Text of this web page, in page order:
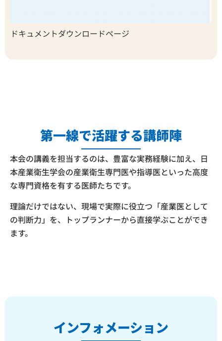
ドキュメントダウンロードページ
第一線で活躍する講師陣
本会の講義を担当するのは、豊富な実務経験に加え、日
本産業衛生学会の産業衛生専門医や指導医といった高度
な専門資格を有する医師たちです。
理論だけではない、現場で実際に役立つ「産業医として
の判断力」を、トップランナーから直接学ぶことができ
ます。
インフォメーション